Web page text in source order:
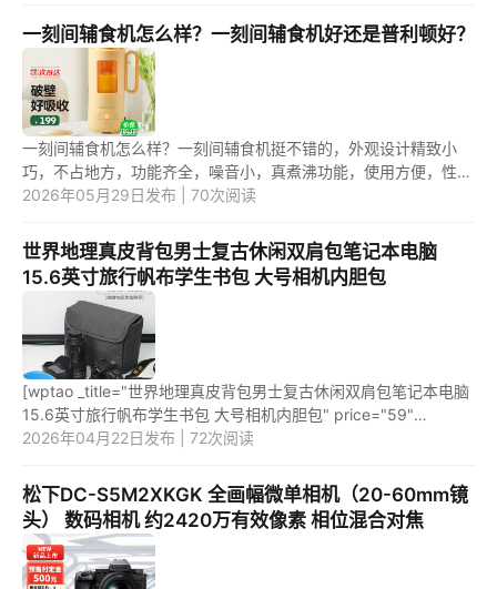
一刻间辅食机怎么样？一刻间辅食机好还是普利顿好？
一刻间辅食机怎么样？一刻间辅食机挺不错的，外观设计精致小
巧，不占地方，功能齐全，噪音小，真煮沸功能，使用方便，性价
比高。一刻间辅食机好还是普利顿好？这两个品牌的辅食机相比
2026年05月29日发布 | 70次阅读
世界地理真皮背包男士复古休闲双肩包笔记本电脑
15.6英寸旅行帆布学生书包 大号相机内胆包
[wptao _title="世界地理真皮背包男士复古休闲双肩包笔记本电脑
15.6英寸旅行帆布学生书包 大号相机内胆包" price="59"
url="https://item.jd.com/10025880062804.html"
2026年04月22日发布 | 72次阅读
松下DC-S5M2XKGK 全画幅微单相机（20-60mm镜
头） 数码相机 约2420万有效像素 相位混合对焦